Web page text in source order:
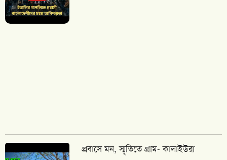
প্রবাসে মন, স্মৃতিতে গ্রাম- কালাইউরা